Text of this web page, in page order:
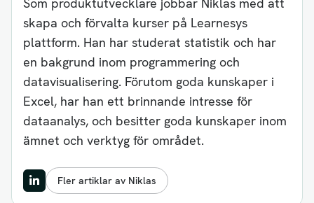
skapa och förvalta kurser på Learnesys
plattform. Han har studerat statistik och har
en bakgrund inom programmering och
datavisualisering. Förutom goda kunskaper i
Excel, har han ett brinnande intresse för
dataanalys, och besitter goda kunskaper inom
ämnet och verktyg för området.
Fler artiklar av Niklas